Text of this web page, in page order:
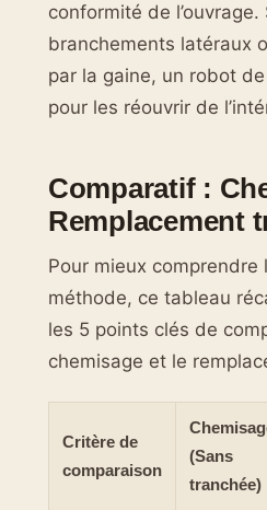
conformité de l’ouvrage.
branchements latéraux
par la gaine, un robot
pour les réouvrir de
Comparatif :
Remplacement
Pour mieux comprendre
méthode, ce tableau
les 5 points clés de
chemisage et le
Critère de
comparaison
(Sans
tranchée)